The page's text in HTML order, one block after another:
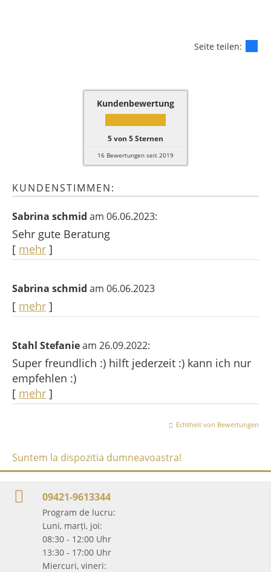
Seite teilen:
Kundenbewertung
5von 5Sternen
16 Bewertungen seit 2019
KUNDENSTIMMEN:
Sabrina schmid am 06.06.2023:
Sehr gute Beratung
[ mehr ]
Sabrina schmid am 06.06.2023
[ mehr ]
Stahl Stefanieam 26.09.2022:
Super freundlich :) hilft jederzeit :) kann ich nur
empfehlen :)
[ mehr ]
Echtheit von Bewertungen
Suntem la dispozitia dumneavoastra!
09421-9613344
Program de lucru:
Luni, marți, joi:
08:30 - 12:00 Uhr
13:30 - 17:00 Uhr
Miercuri, vineri: